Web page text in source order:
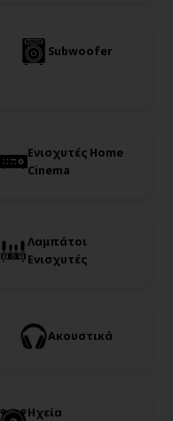
Subwoofer
Ενισχυτές Home
Cinema
Λαμπάτοι
Ενισχυτές
Ακουστικά
Ηχεία